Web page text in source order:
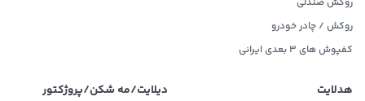
روکش صندلی
روکش / چادر خودرو
کفپوش های ۳ بعدی ایرانی
هدلایت
دیلایت/مه شکن/پروژکتور